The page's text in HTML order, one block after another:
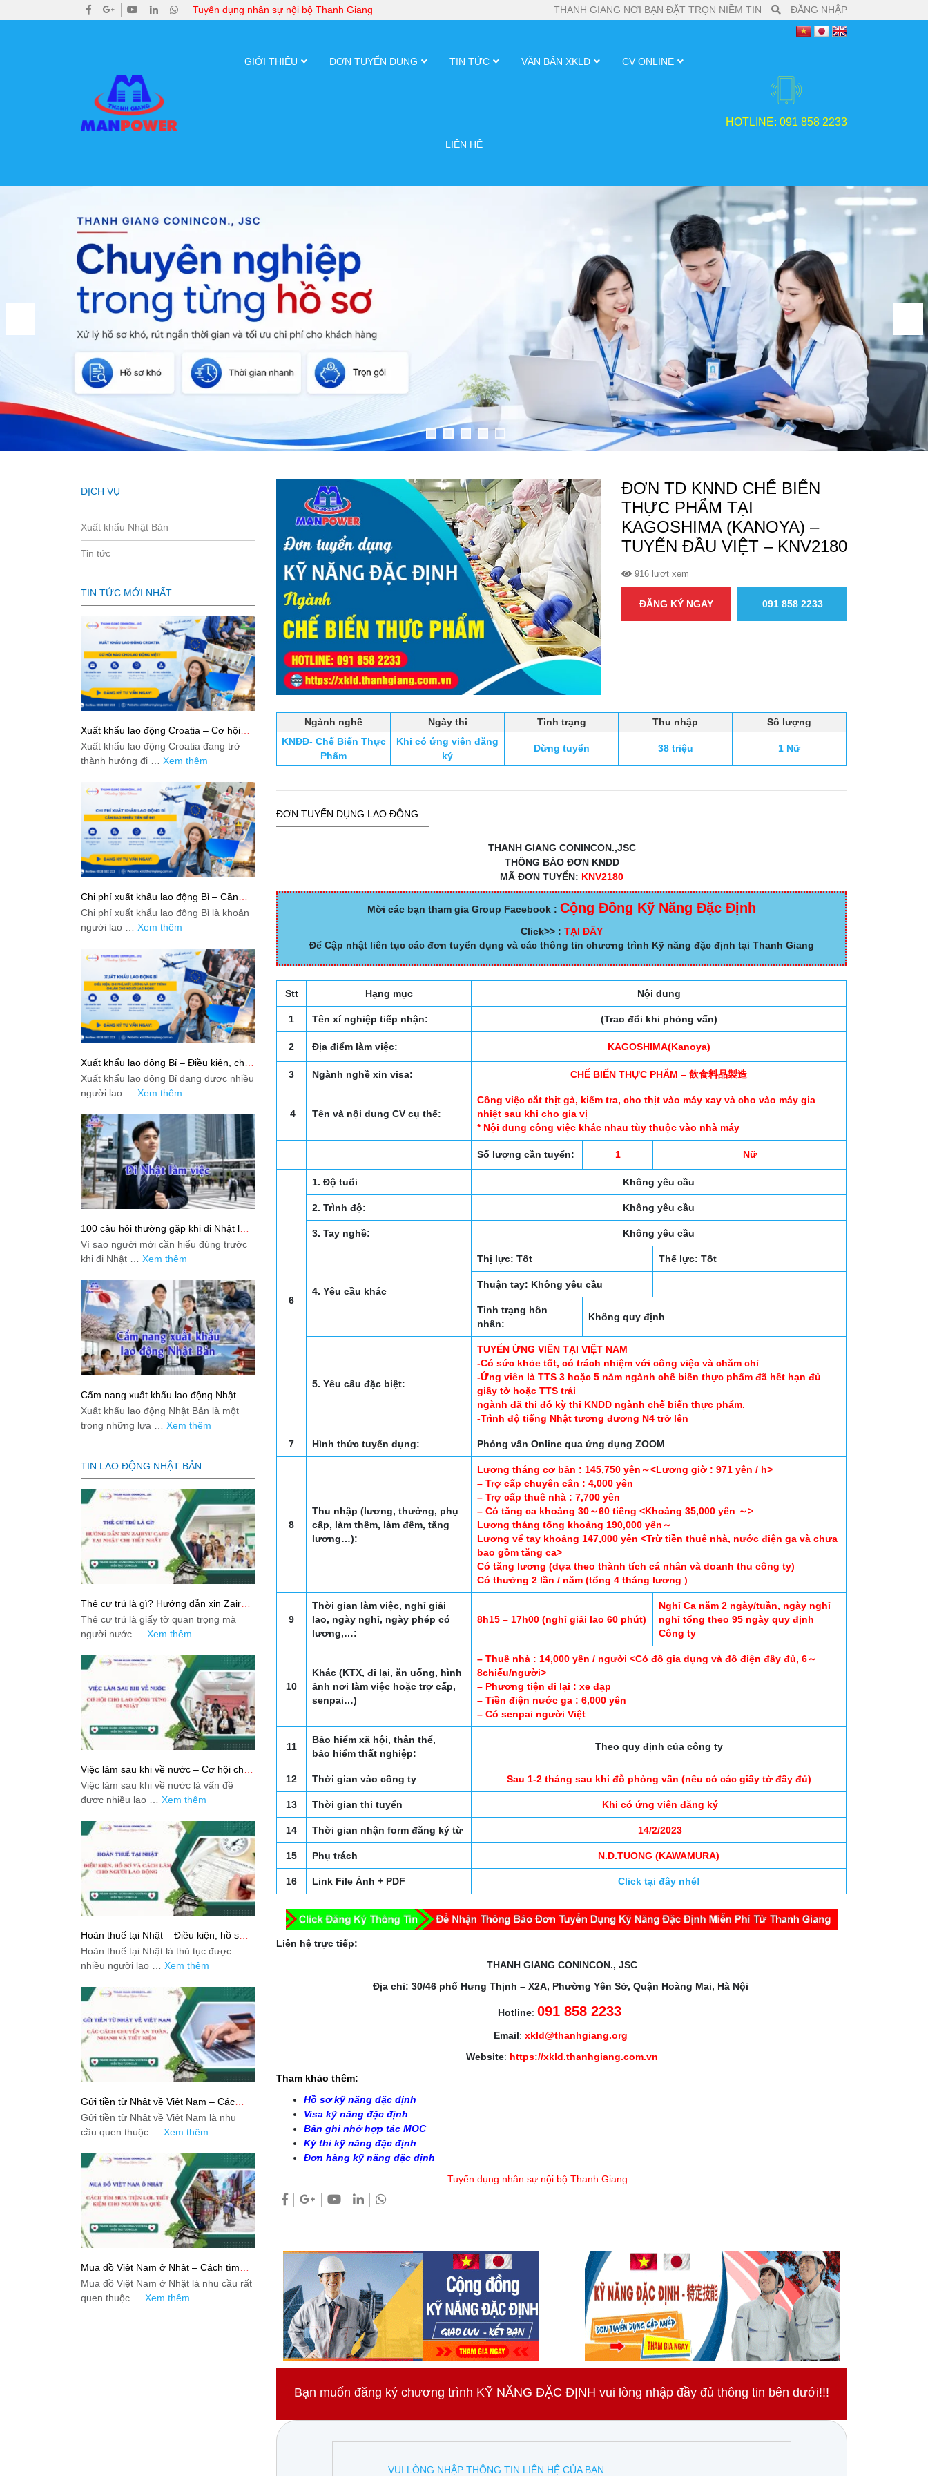
Tuyển dụng nhân sự nội bộ Thanh Giang THANH GIANG NƠI BẠN ĐẶT TRỌN NIỀM TIN ĐĂNG NHẬP
GIỚI THIỆU ĐƠN TUYỂN DỤNG TIN TỨC VĂN BẢN XKLĐ CV ONLINE
LIÊN HỆ
HOTLINE: 091 858 2233
ĐƠN TD KNND CHẾ BIẾN
THỰC PHẨM TẠI
KAGOSHIMA (KANOYA) –
TUYỂN ĐẦU VIỆT – KNV2180
916 lượt xem
ĐĂNG KÝ NGAY 091 858 2233
Ngành nghề Ngày thi Tình trạng Thu nhập
Số lượng
KNĐĐ- Chế Biến Thực
Phẩm
Khi có ứng viên đăng
ký
Dừng tuyển 38 triệu 1 Nữ
ĐƠN TUYỂN DỤNG LAO ĐỘNG
THANH GIANG CONINCON.,JSC
THÔNG BÁO ĐƠN KNDD
MÃ ĐƠN TUYỂN: KNV2180
Mời các bạn tham gia Group Facebook : Cộng Đồng Kỹ Năng Đặc Định
Click>> : TẠI ĐÂY
Để Cập nhật liên tục các đơn tuyển dụng và các thông tin chương trình Kỹ năng đặc định tại Thanh Giang
Stt Hạng mục Nội dung
1 Tên xí nghiệp tiếp nhận: (Trao đổi khi phỏng vấn)
2 Địa điểm làm việc: KAGOSHIMA(Kanoya)
3 Ngành nghề xin visa: CHẾ BIẾN THỰC PHẨM – 飲食料品製造
4 Tên và nội dung CV cụ thể:
Công việc cắt thịt gà, kiểm tra, cho thịt vào máy xay và cho vào máy gia
nhiệt sau khi cho gia vị
* Nội dung công việc khác nhau tùy thuộc vào nhà máy
Số lượng cần tuyển: 1 Nữ
6
1. Độ tuổi Không yêu cầu
2. Trình độ: Không yêu cầu
3. Tay nghề: Không yêu cầu
4. Yêu cầu khác
Thị lực: Tốt Thể lực: Tốt
Thuận tay: Không yêu cầu
Tình trạng hôn
nhân:
Không quy định
5. Yêu cầu đặc biệt:
TUYỂN ỨNG VIÊN TẠI VIỆT NAM
-Có sức khỏe tốt, có trách nhiệm với công việc và chăm chỉ
-Ứng viên là TTS 3 hoặc 5 năm ngành chế biến thực phẩm đã hết hạn đủ
giấy tờ hoặc TTS trái
ngành đã thi đỗ kỳ thi KNDD ngành chế biến thực phẩm.
-Trình độ tiếng Nhật tương đương N4 trở lên
7 Hình thức tuyển dụng: Phỏng vấn Online qua ứng dụng ZOOM
8
Thu nhập (lương, thưởng, phụ
cấp, làm thêm, làm đêm, tăng
lương…):
Lương tháng cơ bản : 145,750 yên～<Lương giờ : 971 yên / h>
– Trợ cấp chuyên cân : 4,000 yên
– Trợ cấp thuê nhà : 7,700 yên
– Có tăng ca khoảng 30～60 tiếng <Khoảng 35,000 yên ～>
Lương tháng tổng khoảng 190,000 yên～
Lương vể tay khoảng 147,000 yên <Trừ tiền thuê nhà, nước điện ga và chưa
bao gồm tăng ca>
Có tăng lương (dựa theo thành tích cá nhân và doanh thu công ty)
Có thưởng 2 lần / năm (tổng 4 tháng lương )
9
Thời gian làm việc, nghỉ giải
lao, ngày nghỉ, ngày phép có
lương,…:
8h15 – 17h00 (nghỉ giải lao 60 phút)
Nghỉ Ca năm 2 ngày/tuần, ngày nghỉ
nghỉ tổng theo 95 ngày quy định
Công ty
10
Khác (KTX, đi lại, ăn uống, hình
ảnh nơi làm việc hoặc trợ cấp,
senpai…)
– Thuê nhà : 14,000 yên / người <Có đồ gia dụng và đồ điện đây đủ, 6～
8chiếu/người>
– Phương tiện đi lại : xe đạp
– Tiền điện nước ga : 6,000 yên
– Có senpai người Việt
11
Bảo hiểm xã hội, thân thể,
bảo hiểm thất nghiệp:
Theo quy định của công ty
12 Thời gian vào công ty Sau 1-2 tháng sau khi đỗ phỏng vấn (nếu có các giấy tờ đầy đủ)
13 Thời gian thi tuyển Khi có ứng viên đăng ký
14 Thời gian nhận form đăng ký từ 14/2/2023
15 Phụ trách N.D.TUONG (KAWAMURA)
16 Link File Ảnh + PDF Click tại đây nhé!
Liên hệ trực tiếp:
THANH GIANG CONINCON., JSC
Địa chỉ: 30/46 phố Hưng Thịnh – X2A, Phường Yên Sở, Quận Hoàng Mai, Hà Nội
Hotline:091 858 2233
Email: xkld@thanhgiang.org
Website: https://xkld.thanhgiang.com.vn
Tham khảo thêm:
Hồ sơ kỹ năng đặc định
Visa kỹ năng đặc định
Bản ghi nhớ hợp tác MOC
Kỳ thi kỹ năng đặc định
Đơn hàng kỹ năng đặc định
Tuyển dụng nhân sự nội bộ Thanh Giang
Bạn muốn đăng ký chương trình KỸ NĂNG ĐẶC ĐỊNH vui lòng nhập đầy đủ thông tin bên dưới!!!
VUI LÒNG NHẬP THÔNG TIN LIÊN HỆ CỦA BẠN
DỊCH VỤ
Xuất khẩu Nhật Bản
Tin tức
TIN TỨC MỚI NHẤT
Xuất khẩu lao động Croatia – Cơ hội
nào cho lao động Việt?
Xuất khẩu lao động Croatia đang trở
thành hướng đi … Xem thêm
Chi phí xuất khẩu lao động Bỉ – Cần
bao nhiêu tiền để đi?
Chi phí xuất khẩu lao động Bỉ là khoản
người lao … Xem thêm
Xuất khẩu lao động Bỉ – Điều kiện, chi
phí, mức lương và quy trình chuẩn cho
người lao động
Xuất khẩu lao động Bỉ đang được nhiều
người lao … Xem thêm
100 câu hỏi thường gặp khi đi Nhật làm
việc: Giải đáp thật dễ hiểu cho người
mới bắt đầu
Vì sao người mới cần hiểu đúng trước
khi đi Nhật … Xem thêm
Cẩm nang xuất khẩu lao động Nhật
Bản từ A-Z
Xuất khẩu lao động Nhật Bản là một
trong những lựa … Xem thêm
TIN LAO ĐỘNG NHẬT BẢN
Thẻ cư trú là gì? Hướng dẫn xin Zairyu
Card tại Nhật chi tiết nhất
Thẻ cư trú là giấy tờ quan trọng mà
người nước … Xem thêm
Việc làm sau khi về nước – Cơ hội cho
lao động từng đi Nhật
Việc làm sau khi về nước là vấn đề
được nhiều lao … Xem thêm
Hoàn thuế tại Nhật – Điều kiện, hồ sơ
và cách làm cho người lao động
Hoàn thuế tại Nhật là thủ tục được
nhiều người lao … Xem thêm
Gửi tiền từ Nhật về Việt Nam – Các
cách chuyển an toàn, nhanh và tiết
kiệm
Gửi tiền từ Nhật về Việt Nam là nhu
cầu quen thuộc … Xem thêm
Mua đồ Việt Nam ở Nhật – Cách tìm
mua tiện lợi, tiết kiệm cho người xa quê
Mua đồ Việt Nam ở Nhật là nhu cầu rất
quen thuộc … Xem thêm